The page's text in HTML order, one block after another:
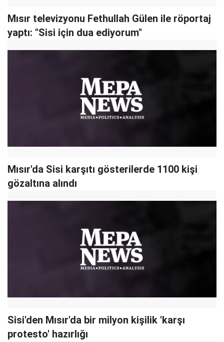
Mısır televizyonu Fethullah Gülen ile röportaj
yaptı: "Sisi için dua ediyorum"
Mısır'da Sisi karşıtı gösterilerde 1100 kişi
gözaltına alındı
Sisi'den Mısır'da bir milyon kişilik 'karşı
protesto' hazırlığı